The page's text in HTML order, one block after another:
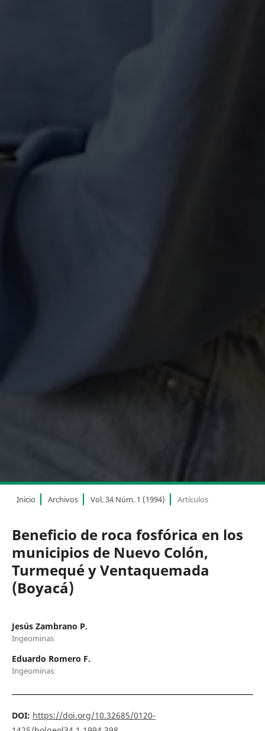
Inicio Archivos Vol. 34 Núm. 1 (1994) Artículos
Beneficio de roca fosfórica en los
municipios de Nuevo Colón,
Turmequé y Ventaquemada
(Boyacá)
Jesús Zambrano P.
Ingeominas
Eduardo Romero F.
Ingeominas
DOI: https://doi.org/10.32685/0120-